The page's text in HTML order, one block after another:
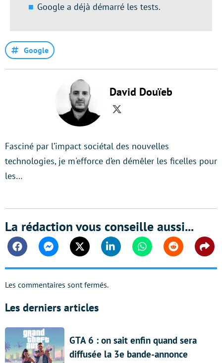
Google a déjà démarré les tests.
Google
David Douïeb
Twitter
Fasciné par l’impact sociétal des nouvelles
technologies, je m'efforce d’en démêler les ficelles pour
les…
La rédaction vous conseille aussi...
FacebookMessengerTwitter Linkedin WhatsappReddit
Les commentaires sont fermés.
Les derniers articles
GTA 6 : on sait enfin quand sera
diffusée la 3e bande-annonce